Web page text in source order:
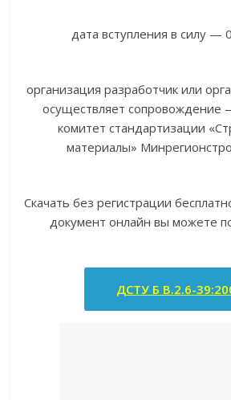
дата вступления в силу —
организация разработчик или
осуществляет сопровождение
комитет стандартизации
материалы»
Скачать без регистрации
документ онлайн вы можете
ДСТУ Б В.2.6-